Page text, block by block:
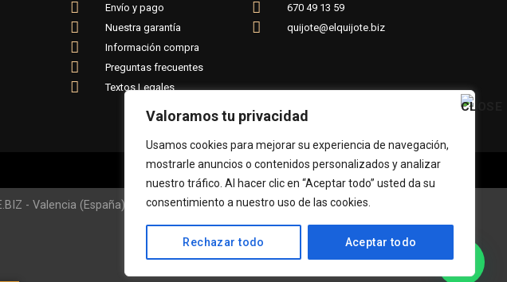
Valoramos tu privacidad
Usamos cookies para mejorar su experiencia de navegación,
mostrarle anuncios o contenidos personalizados y analizar
nuestro tráfico. Al hacer clic en “Aceptar todo” usted da su
consentimiento a nuestro uso de las cookies.
Rechazar todo Aceptar todo
Envío y pago
Nuestra garantía
Información compra
Preguntas frecuentes
Textos Legales
670 49 13 59
quijote@elquijote.biz
- Valencia (España)